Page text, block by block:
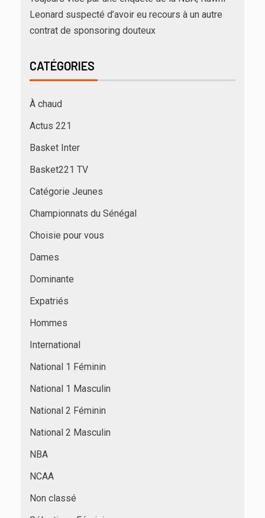
Leonard suspecté d’avoir eu recours à un autre
contrat de sponsoring douteux
CATÉGORIES
À chaud
Actus 221
Basket Inter
Basket221 TV
Catégorie Jeunes
Championnats du Sénégal
Choisie pour vous
Dames
Dominante
Expatriés
Hommes
International
National 1 Féminin
National 1 Masculin
National 2 Féminin
National 2 Masculin
NBA
NCAA
Non classé